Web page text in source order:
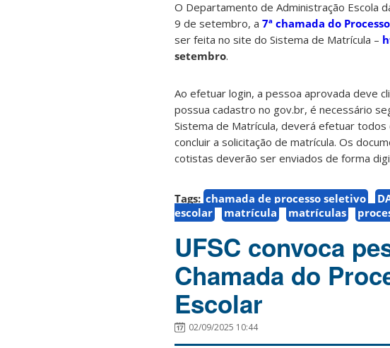
O Departamento de Administração Escola
9 de setembro, a 7ª chamada do
ser feita no site do Sistema de Matrícula –
setembro.
Ao efetuar login, a pessoa aprovada deve
possua cadastro no gov.br, é necessário
Sistema de Matrícula, deverá efetuar
concluir a solicitação de matrícula. Os
cotistas deverão ser enviados de forma
Tags: chamada de processo seletivo
escolar
matrícula matrículas
UFSC convoca
Chamada do
Escolar
02/09/2025 10:44